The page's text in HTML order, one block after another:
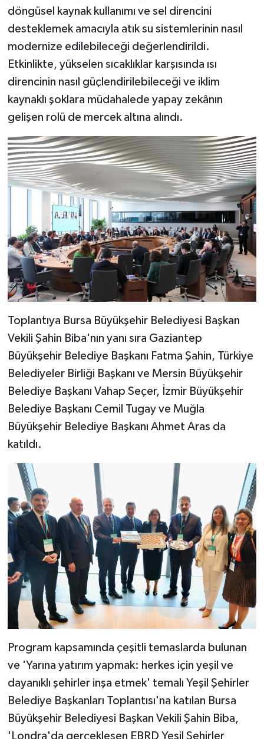
döngüsel kaynak kullanımı ve sel direncini
desteklemek amacıyla atık su sistemlerinin nasıl
modernize edilebileceği değerlendirildi.
Etkinlikte, yükselen sıcaklıklar karşısında ısı
direncinin nasıl güçlendirilebileceği ve iklim
kaynaklı şoklara müdahalede yapay zekânın
gelişen rolü de mercek altına alındı.
Toplantıya Bursa Büyükşehir Belediyesi Başkan
Vekili Şahin Biba'nın yanı sıra Gaziantep
Büyükşehir Belediye Başkanı Fatma Şahin, Türkiye
Belediyeler Birliği Başkanı ve Mersin Büyükşehir
Belediye Başkanı Vahap Seçer, İzmir Büyükşehir
Belediye Başkanı Cemil Tugay ve Muğla
Büyükşehir Belediye Başkanı Ahmet Aras da
katıldı.
Program kapsamında çeşitli temaslarda bulunan
ve 'Yarına yatırım yapmak: herkes için yeşil ve
dayanıklı şehirler inşa etmek' temalı Yeşil Şehirler
Belediye Başkanları Toplantısı'na katılan Bursa
Büyükşehir Belediyesi Başkan Vekili Şahin Biba,
'Londra'da gerçekleşen EBRD Yeşil Şehirler